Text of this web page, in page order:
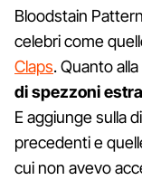
Bloodstain
celebri come
Claps. Quanto
di spezzoni
E aggiunge sulla
precedenti e
cui non avevo